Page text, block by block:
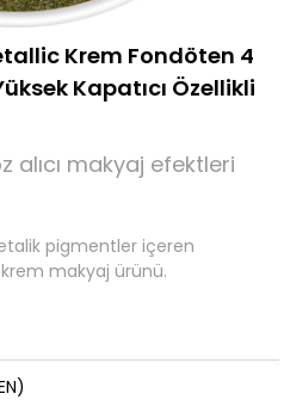
Krem Fondöten 4
Kapatıcı Özellikli
alıcı makyaj efektleri
pigmentler içeren
krem makyaj ürünü.